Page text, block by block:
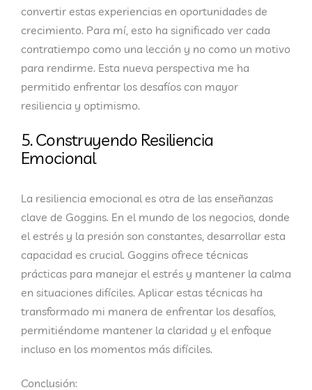
convertir estas experiencias en oportunidades de
crecimiento. Para mí, esto ha significado ver cada
contratiempo como una lección y no como un motivo
para rendirme. Esta nueva perspectiva me ha
permitido enfrentar los desafíos con mayor
resiliencia y optimismo.
5. Construyendo Resiliencia
Emocional
La resiliencia emocional es otra de las enseñanzas
clave de Goggins. En el mundo de los negocios, donde
el estrés y la presión son constantes, desarrollar esta
capacidad es crucial. Goggins ofrece técnicas
prácticas para manejar el estrés y mantener la calma
en situaciones difíciles. Aplicar estas técnicas ha
transformado mi manera de enfrentar los desafíos,
permitiéndome mantener la claridad y el enfoque
incluso en los momentos más difíciles.
Conclusión: